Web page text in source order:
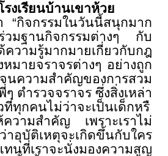
งเรียนบ้านเขาห้วย
“กิจกรรมในวันนี้สนุกมาก
มฐานกิจกรรมต่างๆ กับ
ความรู้มากมายเกี่ยวกับกฎ
หมายจราจรต่างๆ อย่างถูก
วามสำคัญของการสวม
ๆ ตำรวจจราจร ซึ่งสิ่งเหล่า
ที่ทุกคนไม่ว่าจะเป็นเด็กหรื
ความสำคัญ เพราะเราไม่
าอุบัติเหตุจะเกิดขึ้นกับใคร
นที่เราจะนั่งมองความสูญ